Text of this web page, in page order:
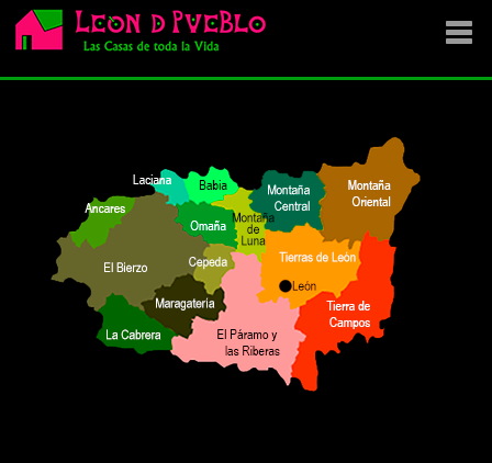
SE VENDE
OFERTAS
NOVEDADES
VENDEMOS TU CASA
DÓNDE COMPRAR ?